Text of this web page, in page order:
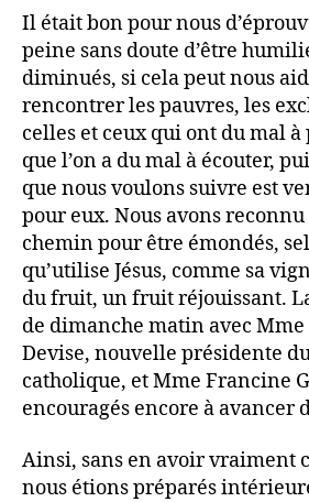
Il était bon pour nous
peine sans doute d’être
diminués, si cela peut nous
rencontrer les pauvres, les
celles et ceux qui ont du mal
que l’on a du mal à écouter,
que nous voulons suivre est
pour eux. Nous avons
chemin pour être émondés,
qu’utilise Jésus, comme sa
du fruit, un fruit réjouissant.
de dimanche matin avec
Devise, nouvelle présidente
catholique, et Mme Francine
encouragés encore à avancer
Ainsi, sans en avoir vraiment
nous étions préparés